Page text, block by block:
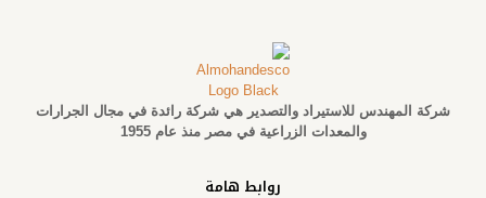
شركة المهندس للاستيراد والتصدير هي شركة رائدة في مجال الجرارات
والمعدات الزراعية في مصر منذ عام 1955
روابط هامة